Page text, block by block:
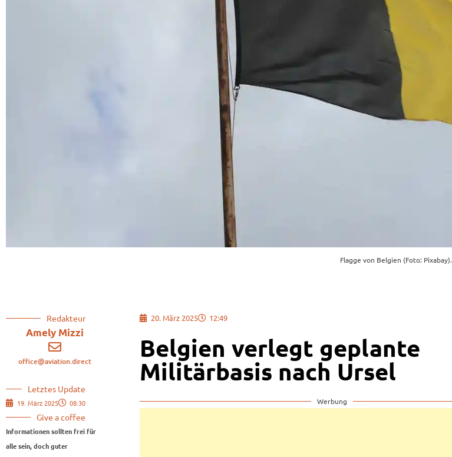
Flagge von Belgien (Foto: Pixabay).
Redakteur
Amely Mizzi
office@aviation.direct
Letztes Update
19. März 2025 08:30
Give a coffee
Informationen sollten frei für
alle sein, doch guter
20. März 2025 12:49
Belgien verlegt geplante
Militärbasis nach Ursel
Werbung